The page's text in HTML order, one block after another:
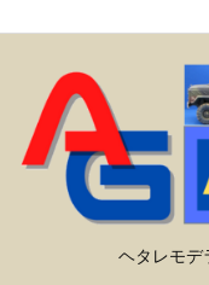
ヘタレモデ